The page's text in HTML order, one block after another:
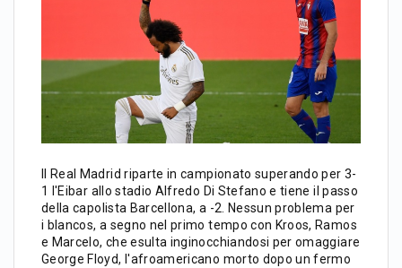
Il Real Madrid riparte in campionato superando per 3-
1 l'Eibar allo stadio Alfredo Di Stefano e tiene il passo
della capolista Barcellona, a -2. Nessun problema per
i blancos, a segno nel primo tempo con Kroos, Ramos
e Marcelo, che esulta inginocchiandosi per omaggiare
George Floyd, l'afroamericano morto dopo un fermo